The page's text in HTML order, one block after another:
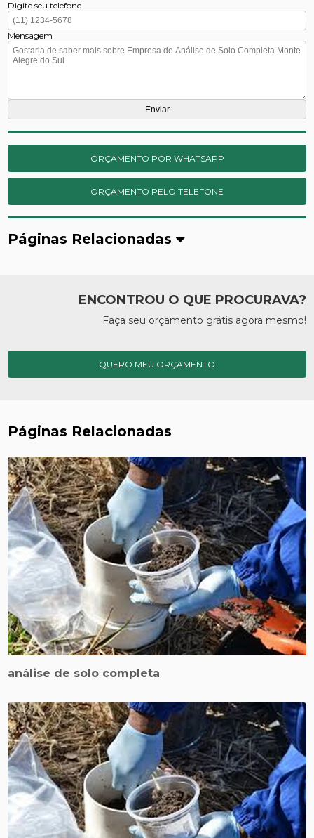
Digite seu telefone
Mensagem
ORÇAMENTO POR WHATSAPP
ORÇAMENTO PELO TELEFONE
Páginas Relacionadas
ENCONTROU O QUE PROCURAVA?
Faça seu orçamento grátis agora mesmo!
QUERO MEU ORÇAMENTO
Páginas Relacionadas
análise de solo completa